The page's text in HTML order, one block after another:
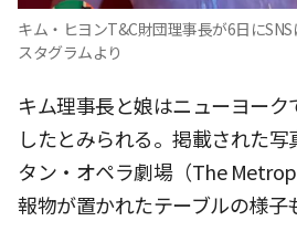
キム・ヒヨンT&C財団理事長が6日に
スタグラムより
キム理事長と娘はニューヨー
したとみられる。掲載された写
タン・オペラ劇場（The
報物が置かれたテーブルの様子